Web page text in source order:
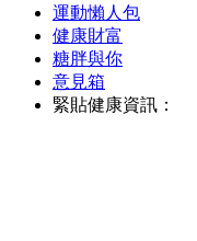
運動懶人包
健康財富
糖胖與你
意見箱
緊貼健康資訊：